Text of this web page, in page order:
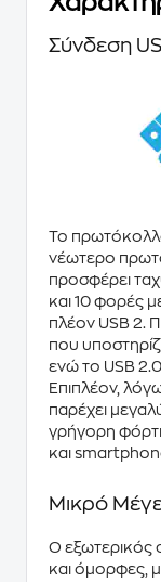
Σύνδεση
Το
νέωτερο
προσφέρει
και 10 φορές
πλέον USB 2.
που
ενώ το USB
Επιπλέον,
παρέχει
γρήγορη
και
Μικρό
Ο εξωτερικός
και όμορφες,